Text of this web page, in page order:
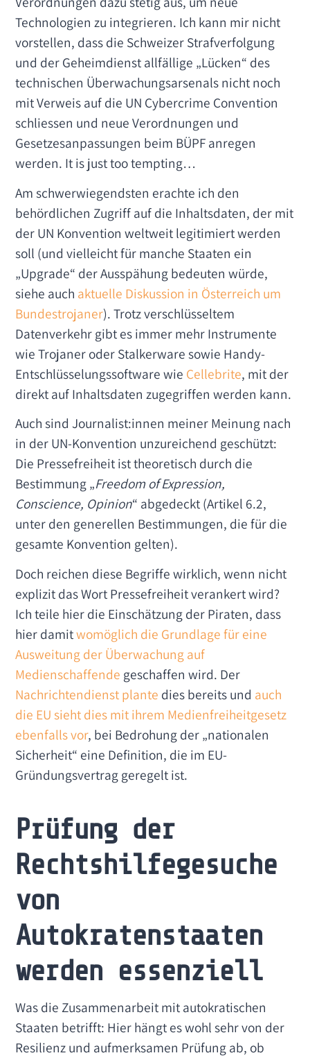
Technologien zu integrieren. Ich kann mir nicht
vorstellen, dass die Schweizer Strafverfolgung
und der Geheimdienst allfällige „Lücken“ des
technischen Überwachungsarsenals nicht noch
mit Verweis auf die UN Cybercrime Convention
schliessen und neue Verordnungen und
Gesetzesanpassungen beim BÜPF anregen
werden. It is just too tempting…
Am schwerwiegendsten erachte ich den
behördlichen Zugriff auf die Inhaltsdaten, der mit
der UN Konvention weltweit legitimiert werden
soll (und vielleicht für manche Staaten ein
„Upgrade“ der Ausspähung bedeuten würde,
siehe auch aktuelle Diskussion in Österreich um
Bundestrojaner). Trotz verschlüsseltem
Datenverkehr gibt es immer mehr Instrumente
wie Trojaner oder Stalkerware sowie Handy-
Entschlüsselungssoftware wie Cellebrite, mit der
direkt auf Inhaltsdaten zugegriffen werden kann.
Auch sind Journalist:innen meiner Meinung nach
in der UN-Konvention unzureichend geschützt:
Die Pressefreiheit ist theoretisch durch die
Bestimmung „Freedom of Expression,
Conscience, Opinion“ abgedeckt (Artikel 6.2,
unter den generellen Bestimmungen, die für die
gesamte Konvention gelten).
Doch reichen diese Begriffe wirklich, wenn nicht
explizit das Wort Pressefreiheit verankert wird?
Ich teile hier die Einschätzung der Piraten, dass
hier damitwomöglich die Grundlage für eine
Ausweitung der Überwachung auf
Medienschaffende geschaffen wird. Der
Nachrichtendienst plante dies bereits und auch
die EU sieht dies mit ihrem Medienfreiheitgesetz
ebenfalls vor, bei Bedrohung der „nationalen
Sicherheit“ eine Definition, die im EU-
Gründungsvertrag geregelt ist.
Prüfung der
Rechtshilfegesuche
von
Autokratenstaaten
werden essenziell
Was die Zusammenarbeit mit autokratischen
Staaten betrifft: Hier hängt es wohl sehr von der
Resilienz und aufmerksamen Prüfung ab, ob